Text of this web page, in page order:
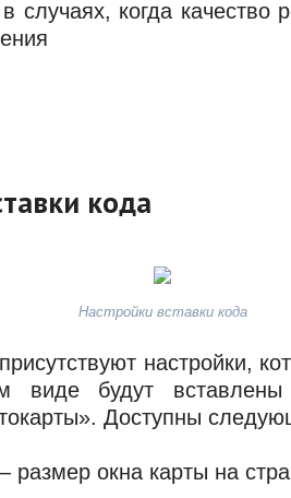
случаях, когда качество
кода
Настройки вставки кода
настройки,
виде будут вставлены
Доступны
размер окна карты на